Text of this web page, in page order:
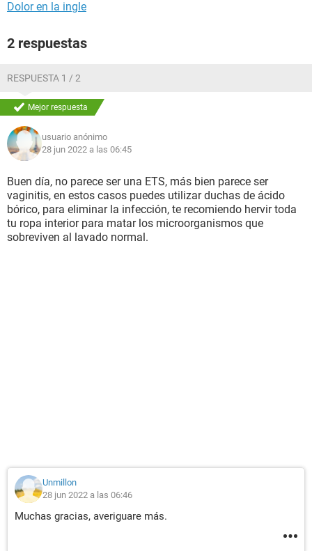
Dolor en la ingle
2 respuestas
RESPUESTA 1 / 2
Mejor respuesta
usuario anónimo
28 jun 2022 a las 06:45
Buen día, no parece ser una ETS, más bien parece ser
vaginitis, en estos casos puedes utilizar duchas de ácido
bórico, para eliminar la infección, te recomiendo hervir toda
tu ropa interior para matar los microorganismos que
sobreviven al lavado normal.
Unmillon
28 jun 2022 a las 06:46
Muchas gracias, averiguare más.